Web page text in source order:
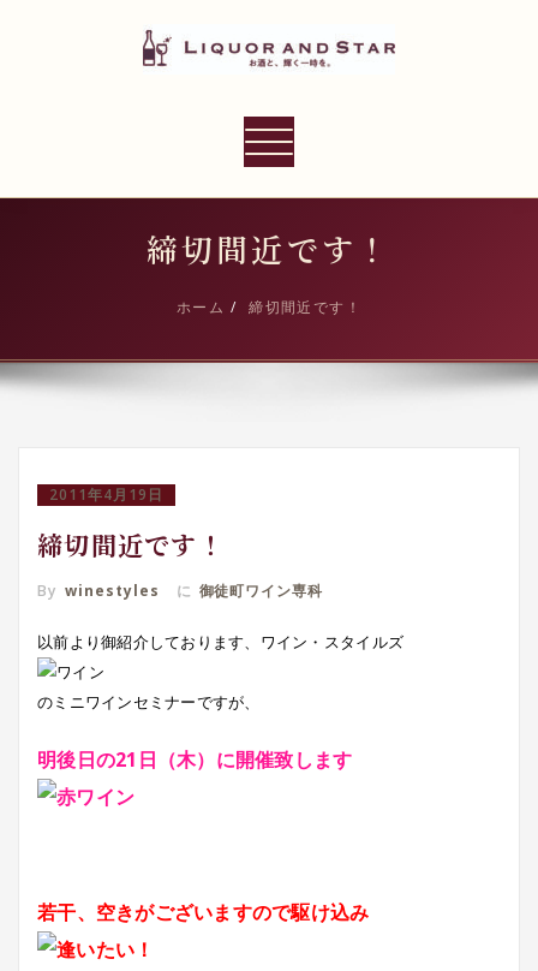
プ
LIQUOR AND STAR
ナ
ー
ョ
切
締切間近です！
ホーム 締切間近です！
2011年4月19日
締切間近です！
By winestyles に 御徒町ワイン専科
以前より御紹介しております、ワイン・スタイルズ
のミニワインセミナーですが、
明後日の21日（木）に開催致します
若干、空きがございますので駆け込み